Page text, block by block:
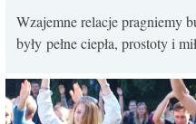
Wzajemne relacje pragniemy
były pełne ciepła, prostoty i